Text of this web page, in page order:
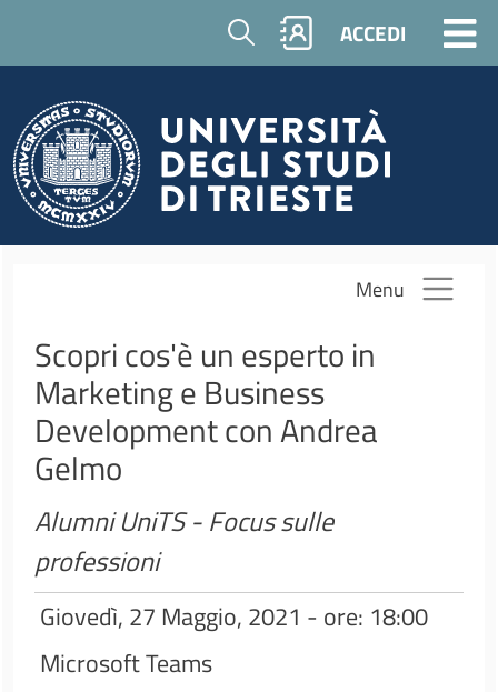
Salta al contenuto principale
Cerca ACCEDI
Menu
Scopri cos'è un esperto in
Marketing e Business
Development con Andrea
Gelmo
Alumni UniTS - Focus sulle
professioni
Giovedì, 27 Maggio, 2021 - ore: 18:00
Microsoft Teams